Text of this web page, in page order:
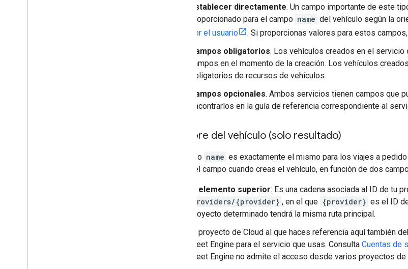
establecer directamente. Un campo importante de este
proporcionado para el campo name del vehículo según la
por el usuario
. Si proporcionas valores para estos
Campos obligatorios. Los vehículos creados en el
campos en el momento de la creación. Los vehículos
obligatorios de recursos de vehículos.
Campos opcionales. Ambos servicios tienen campos que
encontrarlos en la guía de referencia correspondiente al
Nombre del vehículo (solo resultado)
El campo name es exactamente el mismo para los viajes a
define el campo cuando creas el vehículo, en función de dos
El elemento superior: Es una cadena asociada al ID de tu
providers/{provider} , en el que {provider} es el ID
proyecto determinado tendrá la misma ruta principal.
El proyecto de Cloud al que haces referencia aquí también
Fleet Engine para el servicio que usas. Consulta Cuentas de
Fleet Engine no admite el acceso desde varios proyectos de